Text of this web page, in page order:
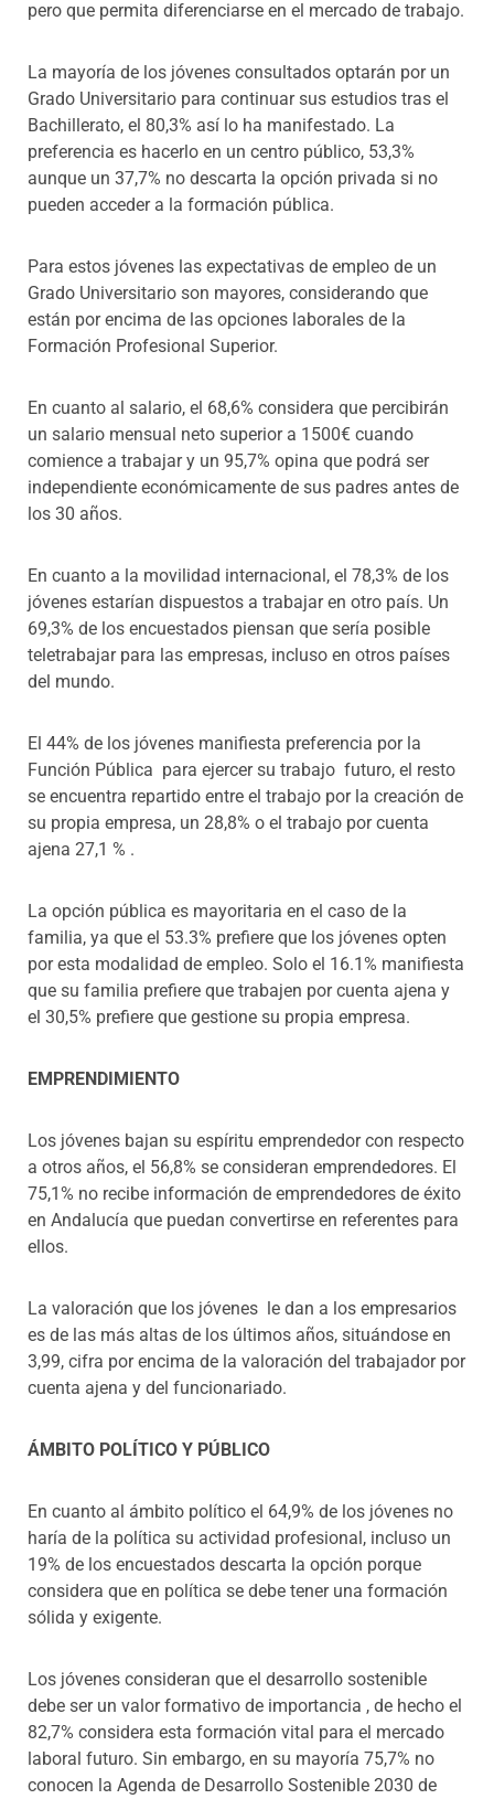
pero que permita diferenciarse en el mercado de trabajo.
La mayoría de los jóvenes consultados optarán por un
Grado Universitario para continuar sus estudios tras el
Bachillerato, el 80,3% así lo ha manifestado. La
preferencia es hacerlo en un centro público, 53,3%
aunque un 37,7% no descarta la opción privada si no
pueden acceder a la formación pública.
Para estos jóvenes las expectativas de empleo de un
Grado Universitario son mayores, considerando que
están por encima de las opciones laborales de la
Formación Profesional Superior.
En cuanto al salario, el 68,6% considera que percibirán
un salario mensual neto superior a 1500€ cuando
comience a trabajar y un 95,7% opina que podrá ser
independiente económicamente de sus padres antes de
los 30 años.
En cuanto a la movilidad internacional, el 78,3% de los
jóvenes estarían dispuestos a trabajar en otro país. Un
69,3% de los encuestados piensan que sería posible
teletrabajar para las empresas, incluso en otros países
del mundo.
El 44% de los jóvenes manifiesta preferencia por la
Función Pública para ejercer su trabajo futuro, el resto
se encuentra repartido entre el trabajo por la creación de
su propia empresa, un 28,8% o el trabajo por cuenta
ajena 27,1 % .
La opción pública es mayoritaria en el caso de la
familia, ya que el 53.3% prefiere que los jóvenes opten
por esta modalidad de empleo. Solo el 16.1% manifiesta
que su familia prefiere que trabajen por cuenta ajena y
el 30,5% prefiere que gestione su propia empresa.
EMPRENDIMIENTO
Los jóvenes bajan su espíritu emprendedor con respecto
a otros años, el 56,8% se consideran emprendedores. El
75,1% no recibe información de emprendedores de éxito
en Andalucía que puedan convertirse en referentes para
ellos.
La valoración que los jóvenes le dan a los empresarios
es de las más altas de los últimos años, situándose en
3,99, cifra por encima de la valoración del trabajador por
cuenta ajena y del funcionariado.
ÁMBITO POLÍTICO Y PÚBLICO
En cuanto al ámbito político el 64,9% de los jóvenes no
haría de la política su actividad profesional, incluso un
19% de los encuestados descarta la opción porque
considera que en política se debe tener una formación
sólida y exigente.
Los jóvenes consideran que el desarrollo sostenible
debe ser un valor formativo de importancia , de hecho el
82,7% considera esta formación vital para el mercado
laboral futuro. Sin embargo, en su mayoría 75,7% no
conocen la Agenda de Desarrollo Sostenible 2030 de